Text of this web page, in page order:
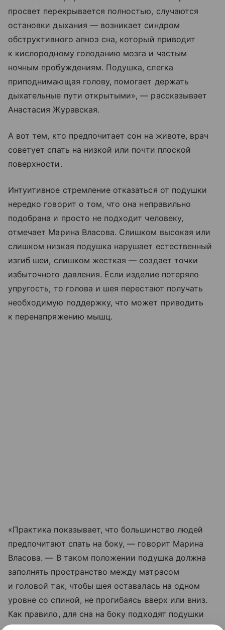
просвет перекрывается полностью, случаются
остановки дыхания — возникает синдром
обструктивного апноэ сна, который приводит
к кислородному голоданию мозга и частым
ночным пробуждениям. Подушка, слегка
приподнимающая голову, помогает держать
дыхательные пути открытыми», — рассказывает
Анастасия Журавская.
А вот тем, кто предпочитает сон на животе, врач
советует спать на низкой или почти плоской
поверхности.
Интуитивное стремление отказаться от подушки
нередко говорит о том, что она неправильно
подобрана и просто не подходит человеку,
отмечает Марина Власова. Слишком высокая или
слишком низкая подушка нарушает естественный
изгиб шеи, слишком жесткая — создает точки
избыточного давления. Если изделие потеряло
упругость, то голова и шея перестают получать
необходимую поддержку, что может приводить
к перенапряжению мышц.
«Практика показывает, что большинство людей
предпочитают спать на боку, — говорит Марина
Власова. — В таком положении подушка должна
заполнять пространство между матрасом
и головой так, чтобы шея оставалась на одном
уровне со спиной, не прогибаясь вверх или вниз.
Как правило, для сна на боку подходят подушки